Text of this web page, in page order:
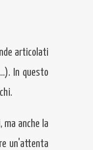
articolati
In questo
anche la
un'attenta